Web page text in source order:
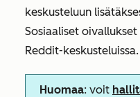
keskusteluun
Sosiaaliset
Reddit-keskusteluissa.
Huomaa: voit